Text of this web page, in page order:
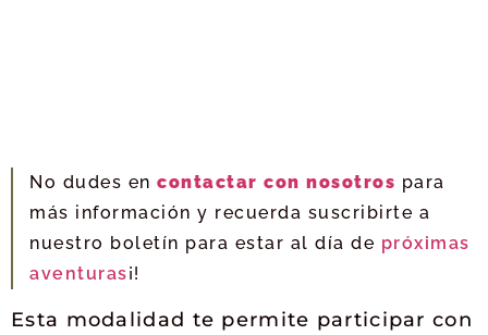
No dudes en contactar con nosotros para
más información y recuerda suscribirte a
nuestro boletín para estar al día de próximas
aventuras¡!
Esta modalidad te permite participar con